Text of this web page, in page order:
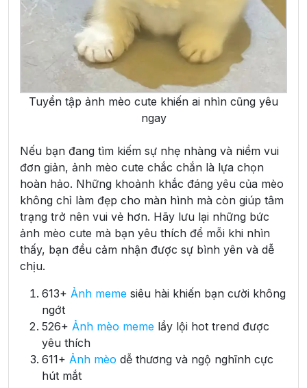
Tuyển tập ảnh mèo cute khiến ai nhìn cũng yêu
ngay
Nếu bạn đang tìm kiếm sự nhẹ nhàng và niềm vui
đơn giản, ảnh mèo cute chắc chắn là lựa chọn
hoàn hảo. Những khoảnh khắc đáng yêu của mèo
không chỉ làm đẹp cho màn hình mà còn giúp tâm
trạng trở nên vui vẻ hơn. Hãy lưu lại những bức
ảnh mèo cute mà bạn yêu thích để mỗi khi nhìn
thấy, bạn đều cảm nhận được sự bình yên và dễ
chịu.
613+ Ảnh meme siêu hài khiến bạn cười không
ngớt
526+ Ảnh mèo meme lầy lội hot trend được
yêu thích
611+ Ảnh mèo dễ thương và ngộ nghĩnh cực
hút mắt